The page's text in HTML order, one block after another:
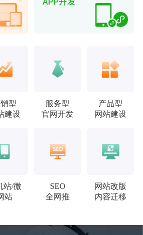
型
建设
服务型
官网开发
产品型
网站建设
站/微
站
SEO
全网推
网站改版
内容迁移